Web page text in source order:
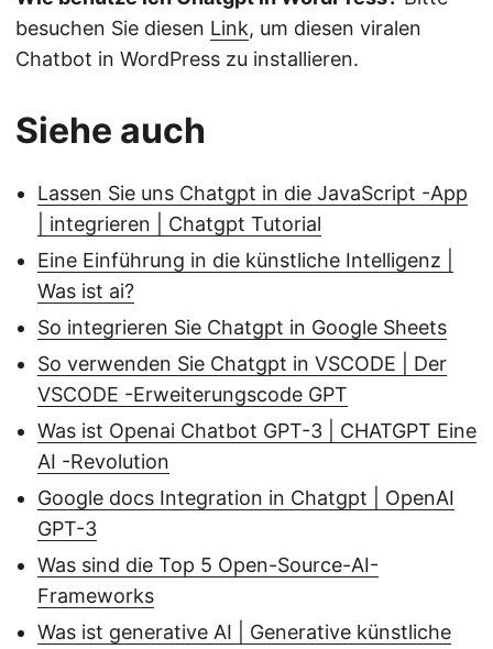
besuchen Sie diesen Link, um diesen viralen
Chatbot in WordPress zu installieren.
Siehe auch
Lassen Sie uns Chatgpt in die JavaScript -App
| integrieren | Chatgpt Tutorial
Eine Einführung in die künstliche Intelligenz |
Was ist ai?
So integrieren Sie Chatgpt in Google Sheets
So verwenden Sie Chatgpt in VSCODE | Der
VSCODE -Erweiterungscode GPT
Was ist Openai Chatbot GPT-3 | CHATGPT Eine
AI -Revolution
Google docs Integration in Chatgpt | OpenAI
GPT-3
Was sind die Top 5 Open-Source-AI-
Frameworks
Was ist generative AI | Generative künstliche